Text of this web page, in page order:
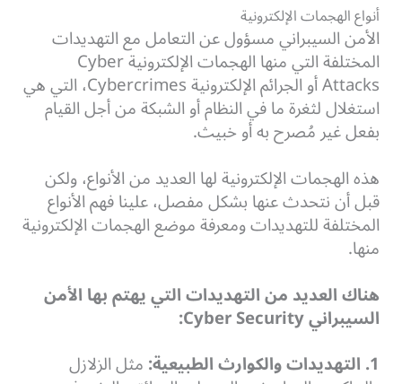
أنواع الهجمات الإلكترونية
الأمن السيبراني مسؤول عن التعامل مع التهديدات
المختلفة التي منها الهجمات الإلكترونية Cyber
Attacks أو الجرائم الإلكترونية Cybercrimes، التي هي
استغلال لثغرة ما في النظام أو الشبكة من أجل القيام
بفعل غير مُصرح به أو خبيث.
هذه الهجمات الإلكترونية لها العديد من الأنواع، ولكن
قبل أن نتحدث عنها بشكل مفصل، علينا فهم الأنواع
المختلفة للتهديدات ومعرفة موضع الهجمات الإلكترونية
منها.
هناك العديد من التهديدات التي يهتم بها الأمن
السيبراني Cyber Security:
1. التهديدات والكوارث الطبيعية:
مثل الزلازل